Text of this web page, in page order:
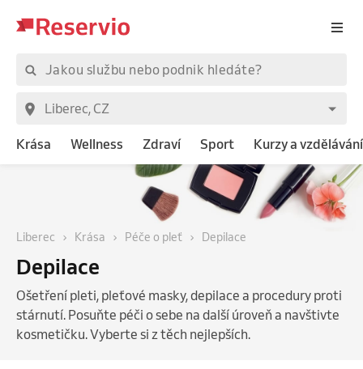
Krása Wellness Zdraví Sport Kurzy a vzdělávání
Liberec Krása Péče o pleť Depilace
Depilace
Ošetření pleti, pleťové masky, depilace a procedury proti
stárnutí. Posuňte péči o sebe na další úroveň a navštivte
kosmetičku. Vyberte si z těch nejlepších.